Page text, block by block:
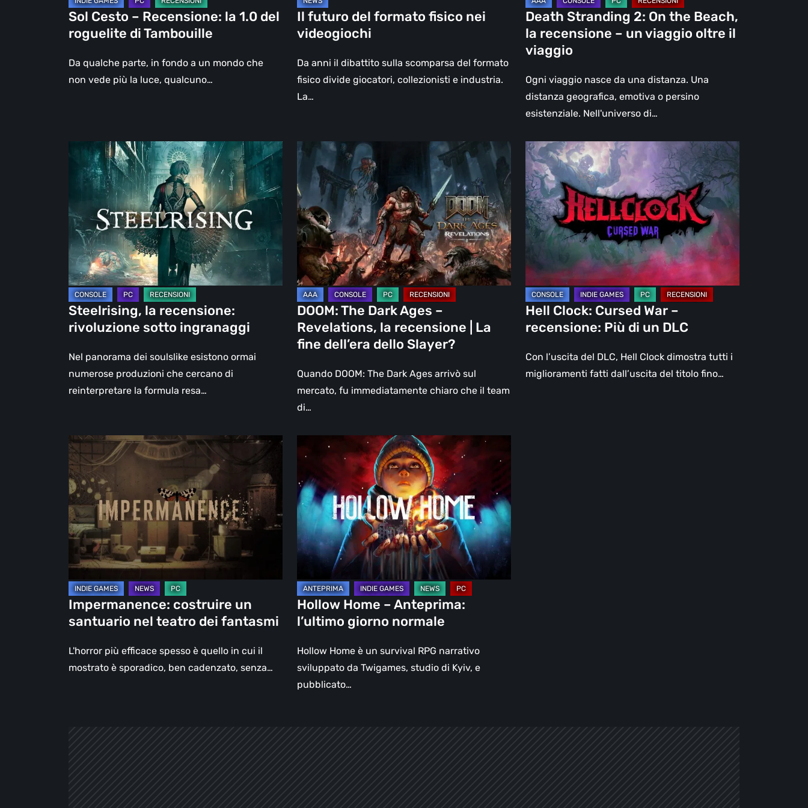
Tambouille
Sol Cesto – Recensione: la 1.0 del
roguelite di Tambouille
Da qualche parte, in fondo a un mondo che
non vede più la luce, qualcuno…
Il futuro del formato fisico nei
videogiochi
Da anni il dibattito sulla scomparsa del formato
fisico divide giocatori, collezionisti e industria.
La…
un
viaggio
oltre
il
viaggio
Death Stranding 2: On the Beach,
la recensione – un viaggio oltre il
viaggio
Ogni viaggio nasce da una distanza. Una
distanza geografica, emotiva o persino
esistenziale. Nell'universo di…
Steelrising,
recensione:
rivoluzione
sotto
ingranaggi
Steelrising, la recensione:
rivoluzione sotto ingranaggi
Nel panorama dei soulslike esistono ormai
numerose produzioni che cercano di
reinterpretare la formula resa…
DOOM:
Dark
Ages
–
Revelations,
la
recensione
|
La
fine
dell’era
dello
Slayer?
DOOM: The Dark Ages –
Revelations, la recensione | La
fine dell’era dello Slayer?
Quando DOOM: The Dark Ages arrivò sul
mercato, fu immediatamente chiaro che il team
di…
Hell
Clock:
Cursed
War
–
recensione:
di
un
DLC
Hell Clock: Cursed War –
recensione: Più di un DLC
Con l’uscita del DLC, Hell Clock dimostra tutti i
miglioramenti fatti dall’uscita del titolo fino…
Impermanence:
costruire
un
santuario
nel
teatro
fantasmi
Impermanence: costruire un
santuario nel teatro dei fantasmi
L'horror più efficace spesso è quello in cui il
mostrato è sporadico, ben cadenzato, senza…
Home
Anteprima:
l’ultimo
giorno
normale
Hollow Home – Anteprima:
l’ultimo giorno normale
Hollow Home è un survival RPG narrativo
sviluppato da Twigames, studio di Kyiv, e
pubblicato…